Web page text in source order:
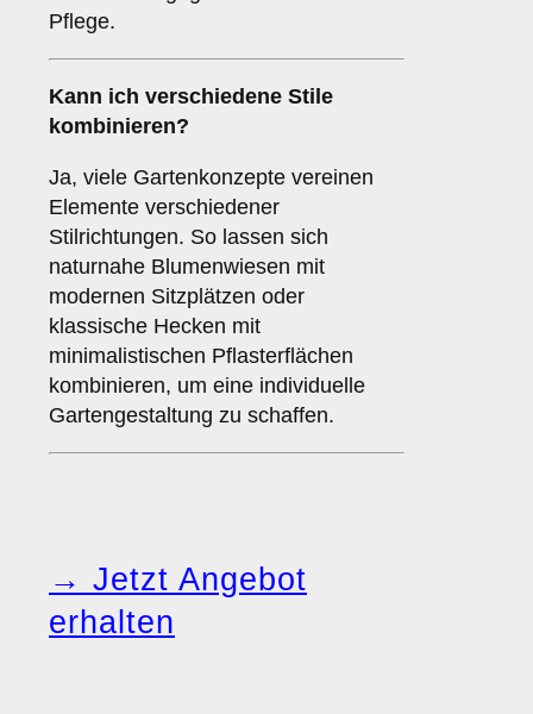
Pflege.
Kann ich verschiedene Stile
kombinieren?
Ja, viele Gartenkonzepte vereinen
Elemente verschiedener
Stilrichtungen. So lassen sich
naturnahe Blumenwiesen mit
modernen Sitzplätzen oder
klassische Hecken mit
minimalistischen Pflasterflächen
kombinieren, um eine individuelle
Gartengestaltung zu schaffen.
→ Jetzt Angebot
erhalten